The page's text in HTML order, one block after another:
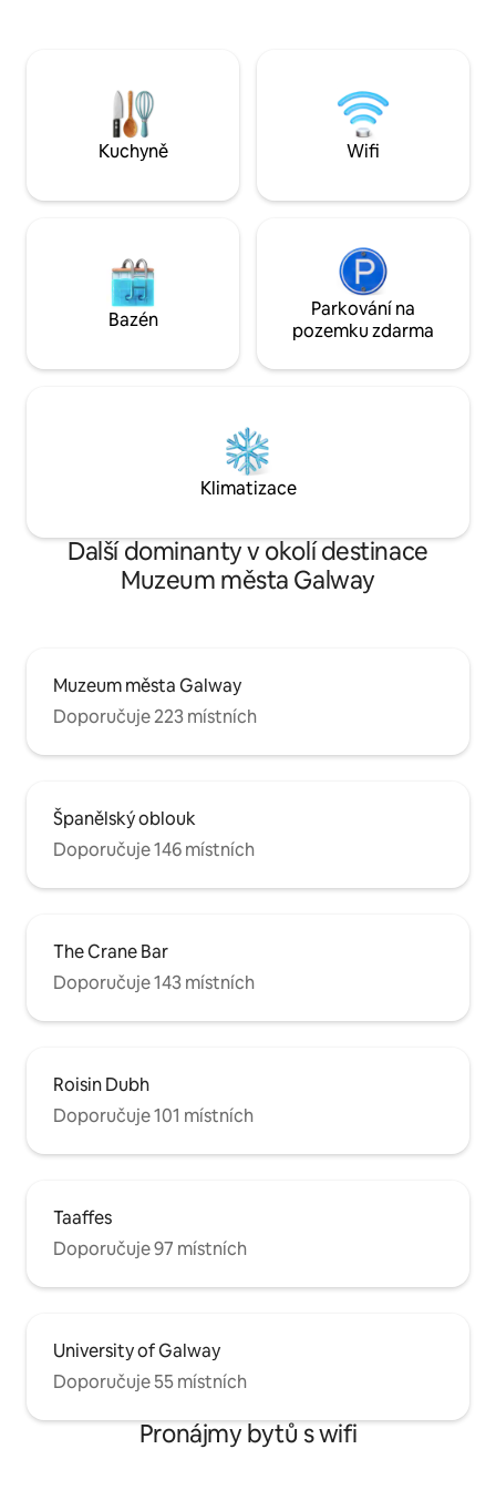
co budete potřebovat pro váš Galway
ideálním místě
Galway.
Kuchyně Wifi
Bazén
Parkování na
pozemku zdarma
Klimatizace
Další dominanty v okolí destinace
Muzeum města Galway
Muzeum města Galway
Doporučuje 223 místních
Španělský oblouk
Doporučuje 146 místních
The Crane Bar
Doporučuje 143 místních
Roisin Dubh
Doporučuje 101 místních
Taaffes
Doporučuje 97 místních
University of Galway
Doporučuje 55 místních
Pronájmy bytů s wifi